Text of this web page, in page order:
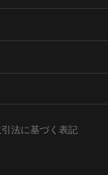
法に基づく表記